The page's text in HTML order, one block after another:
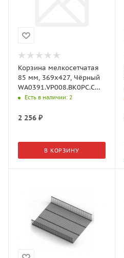
Корзина мелкосетчатая
85 мм, 369х427, Чёрный
WA0391.VP008.BK0PC.CH
Aristo
Есть в наличии: 2
2 256 ₽
В КОРЗИНУ